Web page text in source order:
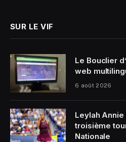
SUR LE VIF
Le Bouclier
web
6 août 2026
Leylah
troisième
Nationale